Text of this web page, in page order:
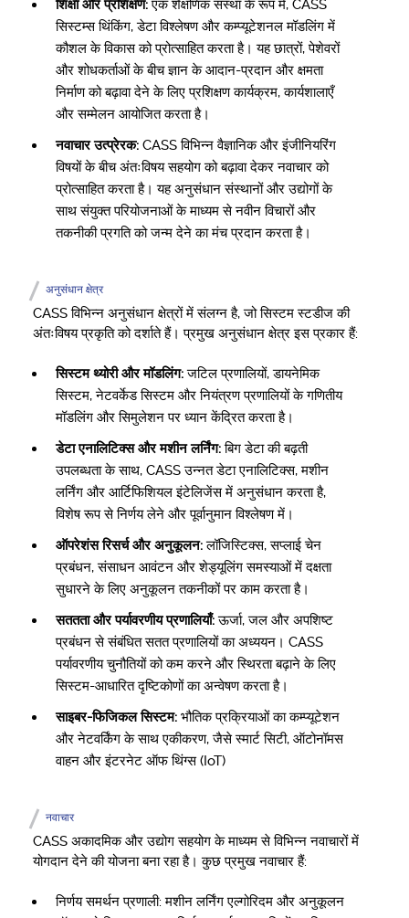
शिक्षा और प्रशिक्षण:एक शैक्षणिक संस्था के रूप में, CASS
सिस्टम्स थिंकिंग, डेटा विश्लेषण और कम्प्यूटेशनल मॉडलिंग में
कौशल के विकास को प्रोत्साहित करता है। यह छात्रों, पेशेवरों
और शोधकर्ताओं के बीच ज्ञान के आदान-प्रदान और क्षमता
निर्माण को बढ़ावा देने के लिए प्रशिक्षण कार्यक्रम, कार्यशालाएँ
और सम्मेलन आयोजित करता है।
नवाचार उत्प्रेरक: CASS विभिन्न वैज्ञानिक और इंजीनियरिंग
विषयों के बीच अंतःविषय सहयोग को बढ़ावा देकर नवाचार को
प्रोत्साहित करता है। यह अनुसंधान संस्थानों और उद्योगों के
साथ संयुक्त परियोजनाओं के माध्यम से नवीन विचारों और
तकनीकी प्रगति को जन्म देने का मंच प्रदान करता है।
अनुसंधान क्षेत्र
CASS विभिन्न अनुसंधान क्षेत्रों में संलग्न है, जो सिस्टम स्टडीज की
अंतःविषय प्रकृति को दर्शाते हैं। प्रमुख अनुसंधान क्षेत्र इस प्रकार हैं:
सिस्टम थ्योरी और मॉडलिंग:जटिल प्रणालियों, डायनेमिक
सिस्टम, नेटवर्केड सिस्टम और नियंत्रण प्रणालियों के गणितीय
मॉडलिंग और सिमुलेशन पर ध्यान केंद्रित करता है।
डेटा एनालिटिक्स और मशीन लर्निंग:बिग डेटा की बढ़ती
उपलब्धता के साथ, CASS उन्नत डेटा एनालिटिक्स, मशीन
लर्निंग और आर्टिफिशियल इंटेलिजेंस में अनुसंधान करता है,
विशेष रूप से निर्णय लेने और पूर्वानुमान विश्लेषण में।
ऑपरेशंस रिसर्च और अनुकूलन:लॉजिस्टिक्स, सप्लाई चेन
प्रबंधन, संसाधन आवंटन और शेड्यूलिंग समस्याओं में दक्षता
सुधारने के लिए अनुकूलन तकनीकों पर काम करता है।
सततता और पर्यावरणीय प्रणालियाँ:ऊर्जा, जल और अपशिष्ट
प्रबंधन से संबंधित सतत प्रणालियों का अध्ययन। CASS
पर्यावरणीय चुनौतियों को कम करने और स्थिरता बढ़ाने के लिए
सिस्टम-आधारित दृष्टिकोणों का अन्वेषण करता है।
साइबर-फिजिकल सिस्टम: भौतिक प्रक्रियाओं का कम्प्यूटेशन
और नेटवर्किंग के साथ एकीकरण, जैसे स्मार्ट सिटी, ऑटोनॉमस
वाहन और इंटरनेट ऑफ थिंग्स (IoT)
नवाचार
CASS अकादमिक और उद्योग सहयोग के माध्यम से विभिन्न नवाचारों में
योगदान देने की योजना बना रहा है। कुछ प्रमुख नवाचार हैं:
निर्णय समर्थन प्रणाली: मशीन लर्निंग एल्गोरिदम और अनुकूलन